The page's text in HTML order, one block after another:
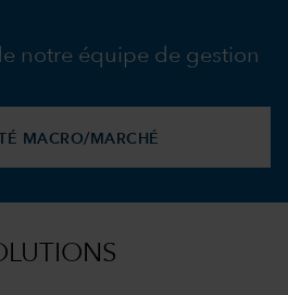
notre équipe de gestion
MACRO/MARCHÉ